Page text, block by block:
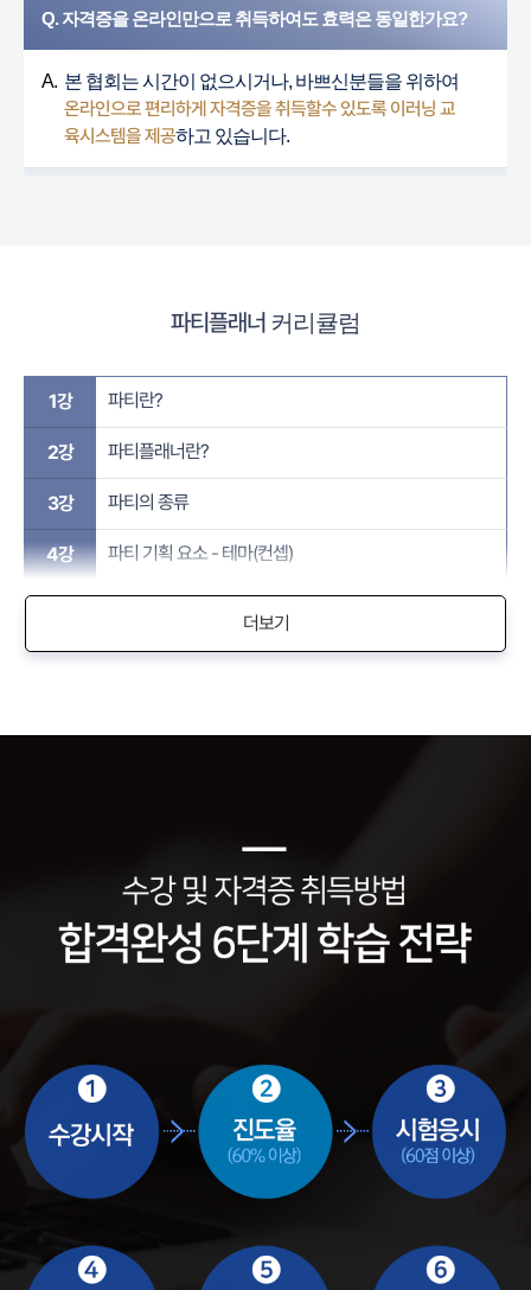
Q. 자격증을 온라인만으로 취득하여도 효력은 동일한가요?
A. 본 협회는 시간이 없으시거나, 바쁘신분들을 위하여
온라인으로 편리하게 자격증을 취득할수 있도록 이러닝 교
육시스템을 제공하고 있습니다.
파티플래너 커리큘럼
1강 파티란?
2강 파티플래너란?
3강 파티의 종류
4강 파티 기획 요소 - 테마(컨셉)
더보기